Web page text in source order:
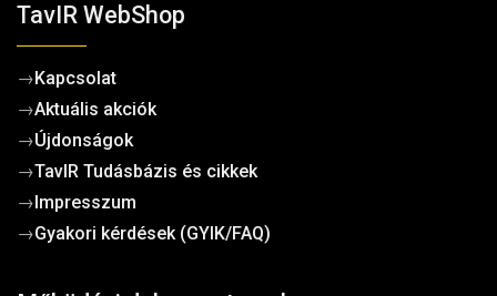
TavIR WebShop
→Kapcsolat
→Aktuális akciók
→Újdonságok
→TavIR Tudásbázis és cikkek
→ Impresszum
→Gyakori kérdések (GYIK/FAQ)